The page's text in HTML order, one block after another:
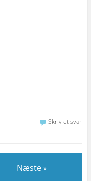
Skriv et svar
Næste »